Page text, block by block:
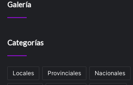
Galería
Categorías
Locales Provinciales Nacionales